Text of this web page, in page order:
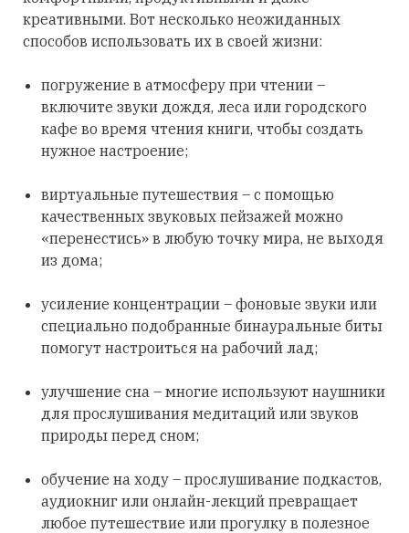
креативными. Вот несколько неожиданных
способов использовать их в своей жизни:
погружение в атмосферу при чтении –
включите звуки дождя, леса или городского
кафе во время чтения книги, чтобы создать
нужное настроение;
виртуальные путешествия – с помощью
качественных звуковых пейзажей можно
«перенестись» в любую точку мира, не выходя
из дома;
усиление концентрации – фоновые звуки или
специально подобранные бинауральные биты
помогут настроиться на рабочий лад;
улучшение сна – многие используют наушники
для прослушивания медитаций или звуков
природы перед сном;
обучение на ходу – прослушивание подкастов,
аудиокниг или онлайн-лекций превращает
любое путешествие или прогулку в полезное